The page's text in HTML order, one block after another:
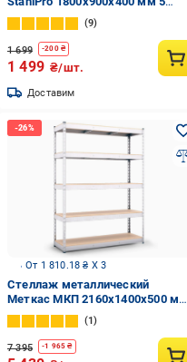
полок МДФ Черный
9
1 699 -200₴
1 499 ₴/шт.
Доставим
От 1 810.18 ₴ X 3
Стеллаж металлический
Меткас МКП 2160x1400x500 мм
300 кг/полку (МКП-54)
1
7 395 -1 965 ₴